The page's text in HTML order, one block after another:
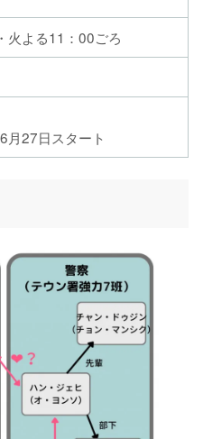
火よる11：00ごろ
月27日スタート